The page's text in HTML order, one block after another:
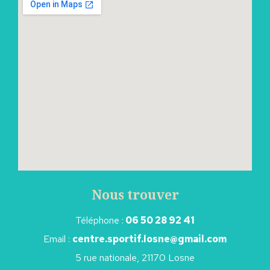
Nous trouver
Téléphone : 06 50 28 92 41
Email : centre.sportif.losne@gmail.com
5 rue nationale, 21170 Losne